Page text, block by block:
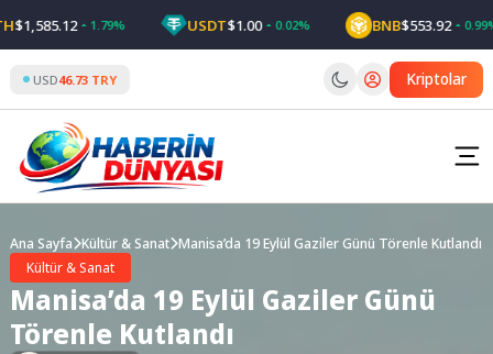
to
content
1.79% USDT$1.00 0.02% BNB$553.92 0.99%
USD46.73 TRY Kriptolar
Ana Sayfa Kültür & Sanat Manisa’da 19 Eylül Gaziler Günü Törenle Kutlandı
Kültür & Sanat
Manisa’da 19 Eylül Gaziler Günü
Törenle Kutlandı